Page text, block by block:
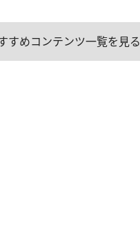
すめコンテンツ一覧を見る